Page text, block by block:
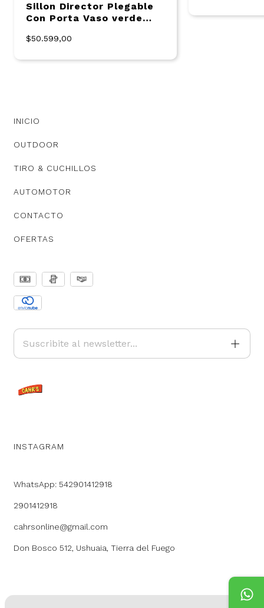
Sillon Director Plegable
Con Porta Vaso verde
$50.599,00
INICIO
OUTDOOR
TIRO & CUCHILLOS
AUTOMOTOR
CONTACTO
OFERTAS
INSTAGRAM
WhatsApp: 542901412918
2901412918
cahrsonline@gmail.com
Don Bosco 512, Ushuaia, Tierra del Fuego